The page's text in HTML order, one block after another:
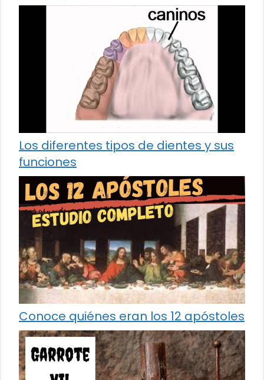
Los diferentes tipos de dientes y sus
funciones
Conoce quiénes eran los 12 apóstoles